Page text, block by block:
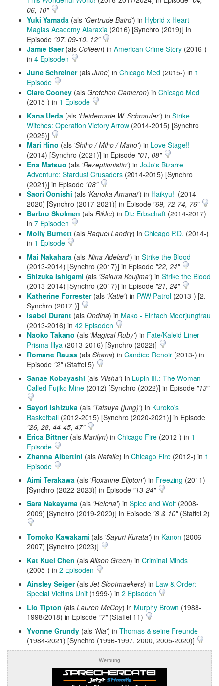
06, 10"
Yuki Yamada (als 'Gertrude Baird') in Hybrid x Heart
Magias Academy Ataraxia (2016) [Synchro (2019)] in
Episode "07, 09-10, 12"
Jamie Baer(als Colleen) in American Crime Story (2016-)
in 4 Episoden
June Schreiner(als June) in Chicago Med (2015-) in 1
Episode
Clare Cooney (als Gretchen Cameron) in Chicago Med
(2015-) in 1 Episode
Kana Ueda (als 'Heidemarie W. Schnaufer') in Strike
Witches: Operation Victory Arrow (2014-2015) [Synchro
(2025)]
Mari Hino (als 'Shiho / Miho / Maho') in Love Stage!!
(2014) [Synchro (2021)] in Episode "01, 08"
Ena Matsuo (als 'Rezeptionistin') in JoJo's Bizarre
Adventure: Stardust Crusaders (2014-2015) [Synchro
(2021)] in Episode "08"
Saori Oonishi (als 'Kanoka Amanai') in Haikyu!! (2014-
2020) [Synchro (2017-2021)] in Episode "69, 72-74, 76"
Barbro Skolmen (als Rikke) in Die Erbschaft (2014-2017)
in 7 Episoden
Molly Burnett (als Raquel Landry) in Chicago P.D. (2014-)
in 1 Episode
Mai Nakahara (als 'Nina Adelard') in Strike the Blood
(2013-2014) [Synchro (2017)] in Episode "22, 24"
Shizuka Ishigami (als 'Sakura Koujima') in Strike the Blood
(2013-2014) [Synchro (2017)] in Episode "21, 24"
Katherine Forrester(als 'Katie') in PAW Patrol (2013-) [2.
Synchro (2017-)]
Isabel Durant (als Ondina) in Mako - Einfach Meerjungfrau
(2013-2016) in 42 Episoden
Naoko Takano (als 'Magical Ruby') in Fate/Kaleid Liner
Prisma Illya (2013-2016) [Synchro (2022)]
Romane Rauss (als Shana) in Candice Renoir (2013-) in
Episode "2"(Staffel 5)
Sanae Kobayashi (als 'Aisha') in Lupin III.: The Woman
Called Fujiko Mine (2012) [Synchro (2022)] in Episode "13"
Sayori Ishizuka (als 'Tatsuya (jung)') in Kuroko's
Basketball (2012-2015) [Synchro (2020-2021)] in Episode
"26, 28, 44-45, 47"
Erica Bittner(als Marilyn) in Chicago Fire (2012-) in 1
Episode
Zhanna Albertini (als Natalie) in Chicago Fire (2012-) in 1
Episode
Aimi Terakawa (als 'Roxanne Elipton') in Freezing (2011)
[Synchro (2022-2023)] in Episode "13-24"
Sara Nakayama (als 'Helena') in Spice and Wolf (2008-
2009) [Synchro (2019-2020)] in Episode "8 & 10"(Staffel 2)
Tomoko Kawakami (als 'Sayuri Kurata') in Kanon (2006-
2007) [Synchro (2023)]
Kat Kuei Chen (als Alison Green) in Criminal Minds
(2005-) in 2 Episoden
Ainsley Seiger(als Jet Slootmaekers) in Law & Order:
Special Victims Unit (1999-) in 2 Episoden
Lio Tipton (als Lauren McCoy) in Murphy Brown (1988-
1998/2018) in Episode "7"(Staffel 11)
Yvonne Grundy (als 'Nia') in Thomas & seine Freunde
(1984-2021) [Synchro (1996-1997, 2000, 2005-2020)]
Werbung